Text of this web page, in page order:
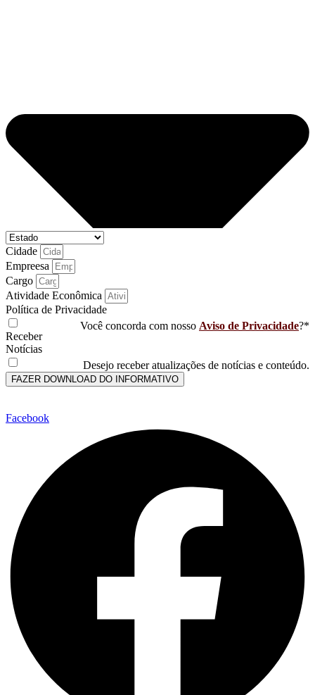
Cidade
Empreesa
Cargo
Atividade Econômica
Política de Privacidade
Você concorda com nosso Aviso de Privacidade?*
Receber
Notícias
Desejo receber atualizações de notícias e conteúdo.
FAZER DOWNLOAD DO INFORMATIVO
Facebook